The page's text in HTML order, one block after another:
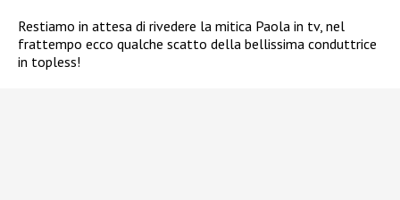
Restiamo in attesa di rivedere la mitica Paola in tv, nel
frattempo ecco qualche scatto della bellissima conduttrice
in topless!